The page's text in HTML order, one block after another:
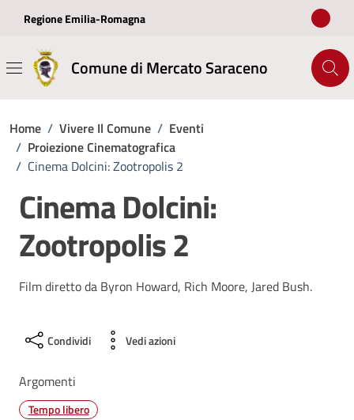
Regione Emilia-Romagna
Comune di Mercato Saraceno
Home / Vivere Il Comune / Eventi
/ Proiezione Cinematografica
/ Cinema Dolcini: Zootropolis 2
Cinema Dolcini:
Zootropolis 2
Film diretto da Byron Howard, Rich Moore, Jared Bush.
Condividi Vedi azioni
Argomenti
Tempo libero